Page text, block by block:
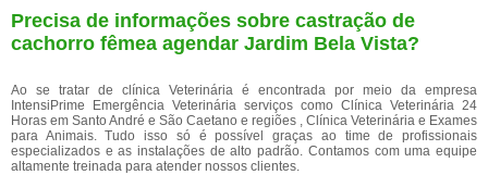
Precisa de informações sobre castração de
cachorro fêmea agendar Jardim Bela Vista?
Ao se tratar de clínica Veterinária é encontrada por meio da empresa
IntensiPrime Emergência Veterinária serviços como Clínica Veterinária 24
Horas em Santo André e São Caetano e regiões , Clínica Veterinária e Exames
para Animais. Tudo isso só é possível graças ao time de profissionais
especializados e as instalações de alto padrão. Contamos com uma equipe
altamente treinada para atender nossos clientes.